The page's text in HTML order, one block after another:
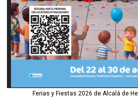
Ferias y Fiestas 2026 de Alcalá de